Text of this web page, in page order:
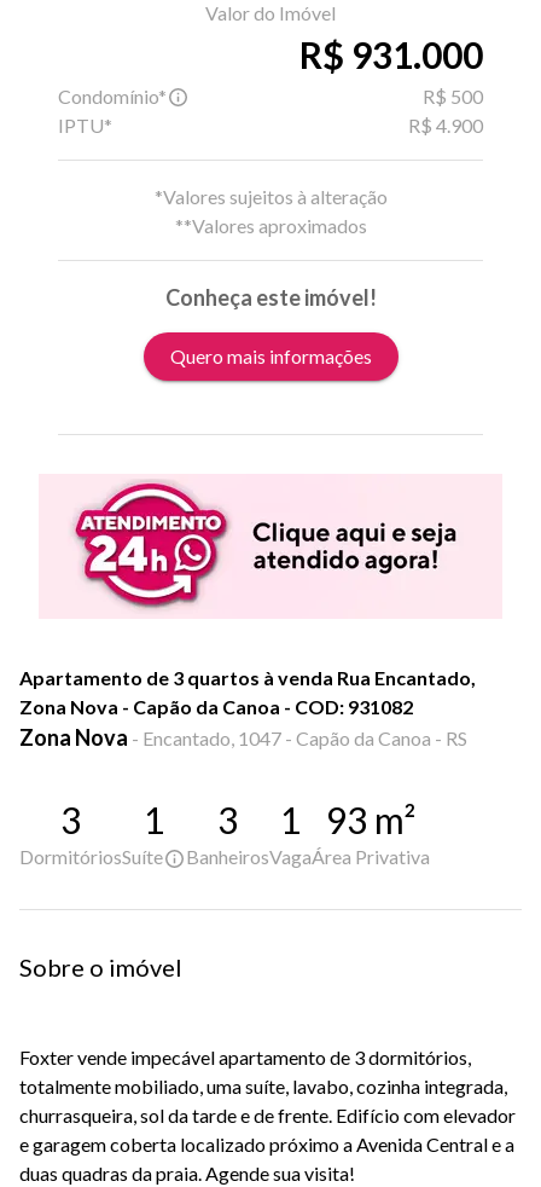
Valor do Imóvel
R$ 931.000
Condomínio*
R$ 500
IPTU*
R$ 4.900
*Valores sujeitos à alteração
**Valores aproximados
Conheça este imóvel!
Quero mais informações
Apartamento de 3 quartos à venda Rua Encantado,
Zona Nova - Capão da Canoa - COD: 931082
Zona Nova - Encantado, 1047 - Capão da Canoa - RS
3
Dormitórios
1
Suíte
3
Banheiros
1
Vaga
93 m²
Área Privativa
Sobre o imóvel
Foxtervende impecável apartamento de 3 dormitórios,
totalmente mobiliado, uma suíte, lavabo, cozinha integrada,
churrasqueira, sol da tarde e de frente. Edifício com elevador
e garagem coberta localizado próximo a Avenida Central e a
duas quadras da praia. Agende sua visita!